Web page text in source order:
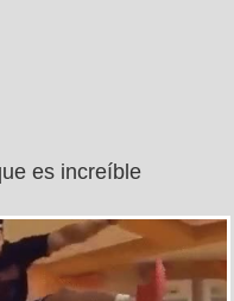
es increíble